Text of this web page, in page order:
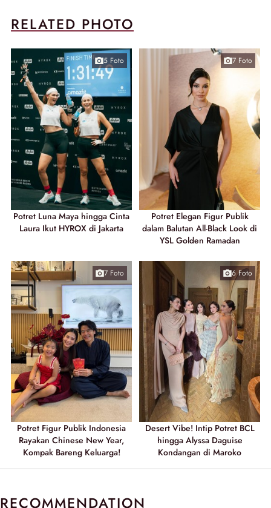
RELATED PHOTO
5 Foto
Potret Luna Maya hingga Cinta
Laura Ikut HYROX di Jakarta
7 Foto
Potret Elegan Figur Publik
dalam Balutan All-Black Look di
YSL Golden Ramadan
7 Foto
Potret Figur Publik Indonesia
Rayakan Chinese New Year,
Kompak Bareng Keluarga!
6 Foto
Desert Vibe! Intip Potret BCL
hingga Alyssa Daguise
Kondangan di Maroko
RECOMMENDATION